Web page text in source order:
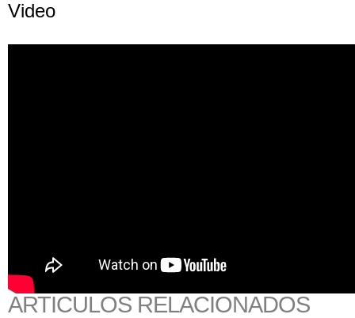
Video
ARTICULOS RELACIONADOS